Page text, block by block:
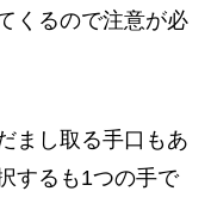
くるので注意が必
まし取る手口もあ
するも1つの手で